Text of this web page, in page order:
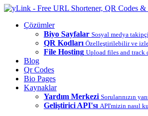
Çözümler
Biyo Sayfalar Sosyal medya
QR Kodları Özelleştirilebilir ve
File Hosting Upload files and track
Blog
Qr Codes
Bio Pages
Kaynaklar
Yardım Merkezi Sorularınızın
Geliştirici API'sı API'mizin nasıl